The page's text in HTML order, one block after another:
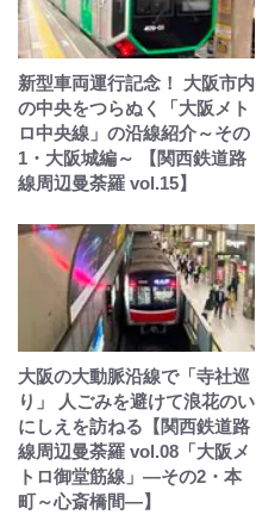
新型車両運行記念！ 大阪市内
の中央をつらぬく「大阪メト
ロ中央線」の沿線紹介～その
1・大阪城編～ 【関西鉄道路
線周辺曼荼羅 vol.15】
大阪の大動脈沿線で「寺社巡
り」 人ごみを避けて浪花のい
にしえを訪ねる【関西鉄道路
線周辺曼荼羅 vol.08「大阪メ
トロ御堂筋線」—その2・本
町～心斎橋間—】